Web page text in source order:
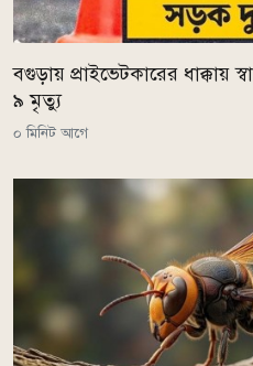
বগুড়ায় প্রাইভেটকারের ধাক্কায়
৯ মৃত্যু
০ মিনিট আগে